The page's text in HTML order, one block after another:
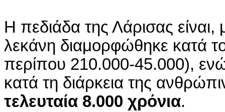
Η πεδιάδα της Λάρισας
λεκάνη διαμορφώθηκε κατά
περίπου 210.000-45.000),
κατά τη διάρκεια της
τελευταία 8.000 χρόνια.